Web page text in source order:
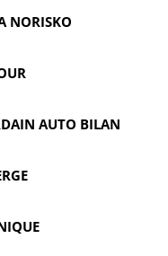
NORISKO
AUTO BILAN